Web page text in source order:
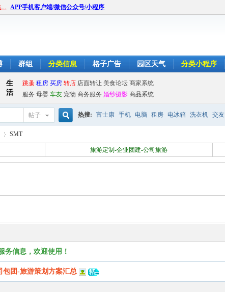
APP手机客户端/微信公众号/小程序
群组 分类信息 格子广告 园区天气 分类小程序
帖子 热搜: 富士康 手机 电脑 租房 电冰箱 洗衣机 交友
SMT
旅游定制-企业团建-公司旅游
务信息，欢迎使用！
包团-旅游策划方案汇总